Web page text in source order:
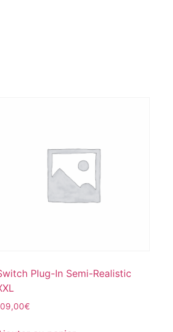
Plug-In Semi-Realistic
€